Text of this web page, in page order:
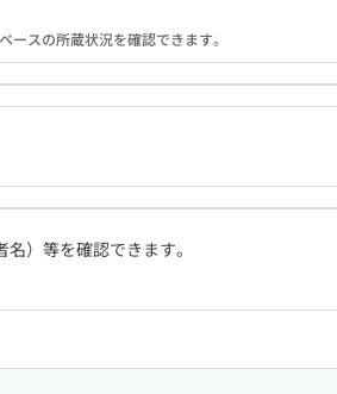
スの所蔵状況を確認できます。
）等を確認できます。